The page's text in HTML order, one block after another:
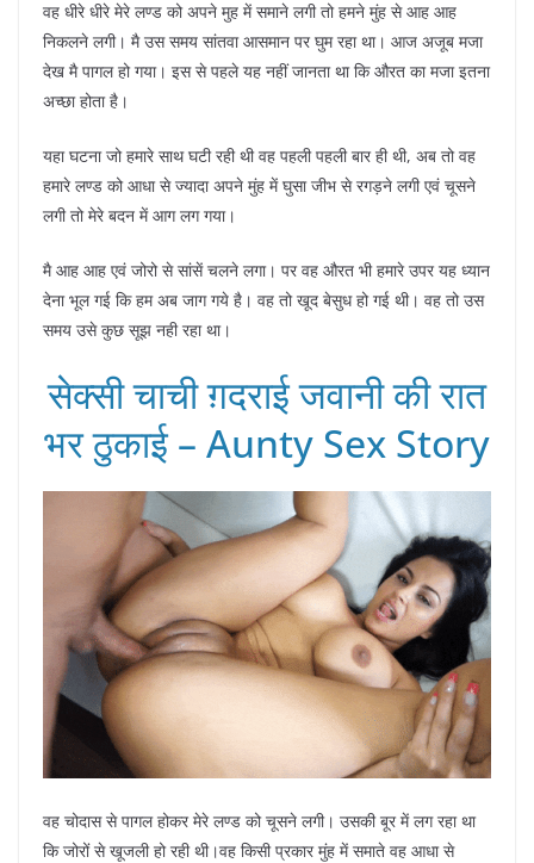
वह धीरे धीरे मेरे लण्ड को अपने मुह में समाने लगी तो हमने मुंह से आह आह
निकलने लगी। मै उस समय सांतवा आसमान पर घुम रहा था। आज अजूब मजा
देख मै पागल हो गया। इस से पहले यह नहीं जानता था कि औरत का मजा इतना
अच्छा होता है।
यहा घटना जो हमारे साथ घटी रही थी वह पहली पहली बार ही थी, अब तो वह
हमारे लण्ड को आधा से ज्यादा अपने मुंह में घुसा जीभ से रगड़ने लगी एवं चूसने
लगी तो मेरे बदन में आग लग गया।
मै आह आह एवं जोरो से सांसें चलने लगा। पर वह औरत भी हमारे उपर यह ध्यान
देना भूल गई कि हम अब जाग गये है। वह तो खूद बेसुध हो गई थी। वह तो उस
समय उसे कुछ सूझ नही रहा था।
सेक्सी चाची ग़दराई जवानी की रात
भर ठुकाई – Aunty Sex Story
वह चोदास से पागल होकर मेरे लण्ड को चूसने लगी। उसकी बूर में लग रहा था
कि जोरों से खूजली हो रही थी।वह किसी प्रकार मुंह में समाते वह आधा से